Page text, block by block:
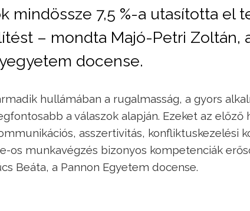
mindössze 7,5 %-a utasította el
– mondta Majó-Petri Zoltán,
docense.
hullámában a rugalmasság, a gyors
a válaszok alapján. Ezeket az
asszertivitás, konfliktuskezelési
os munkavégzés bizonyos kompetenciák
Beáta, a Pannon Egyetem docense.